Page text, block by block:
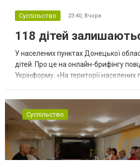
Суспільство 23:40, Вчора
118 дітей
У населених пунктах Донецької
дітей. Про це на онлайн-брифінгу
Укрінформу. «На території
Суспільство